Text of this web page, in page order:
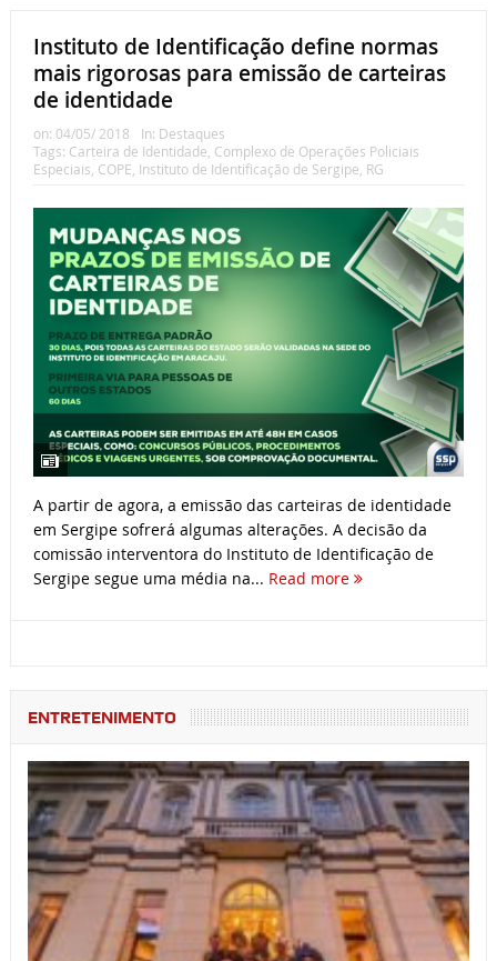
Instituto de Identificação define normas
mais rigorosas para emissão de carteiras
de identidade
on: 04/05/ 2018 In: Destaques
Tags: Carteira de Identidade Complexo de Operações Policiais
Especiais COPE Instituto de Identificação de Sergipe RG
A partir de agora, a emissão das carteiras de identidade
em Sergipe sofrerá algumas alterações. A decisão da
comissão interventora do Instituto de Identificação de
Sergipe segue uma média na... Read more
ENTRETENIMENTO